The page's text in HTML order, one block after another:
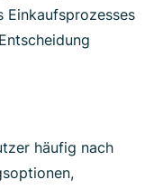
Einkaufsprozesses
häufig nach